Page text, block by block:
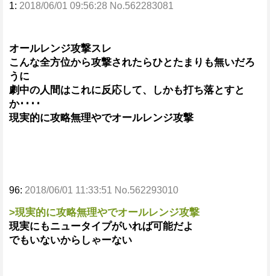
1: 2018/06/01 09:56:28 No.562283081
オールレンジ攻撃スレ
こんな全方位から攻撃されたらひとたまりも無いだろ
うに
劇中の人間はこれに反応して、しかも打ち落とすと
か････
現実的に攻略無理やでオールレンジ攻撃
96: 2018/06/01 11:33:51 No.562293010
>現実的に攻略無理やでオールレンジ攻撃
現実にもニュータイプがいれば可能だよ
でもいないからしゃーない